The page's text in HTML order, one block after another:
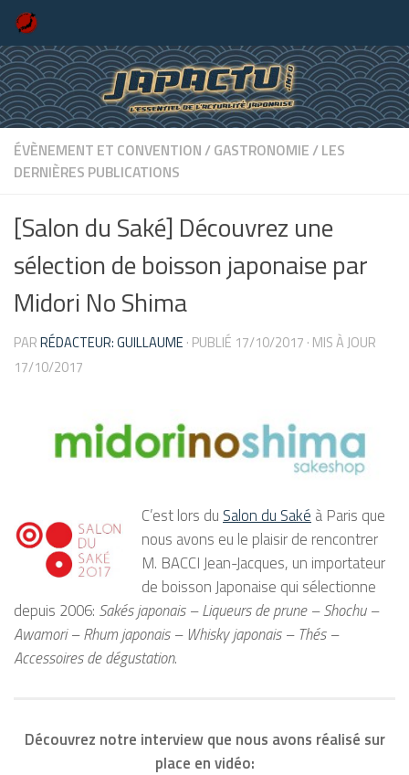
Skip to content
ÉVÈNEMENT ET CONVENTION/GASTRONOMIE/LES
DERNIÈRES PUBLICATIONS
[Salon du Saké] Découvrez une
sélection de boisson japonaise par
Midori No Shima
PARRÉDACTEUR: GUILLAUME · PUBLIÉ 17/10/2017 · MIS À JOUR
17/10/2017
C’est lors du Salon du Saké à Paris que
nous avons eu le plaisir de rencontrer
M. BACCI Jean-Jacques, un importateur
de boisson Japonaise qui sélectionne
depuis 2006: Sakés japonais – Liqueurs de prune – Shochu –
Awamori – Rhum japonais – Whisky japonais – Thés –
Accessoires de dégustation.
Découvrez notre interview que nous avons réalisé sur
place en vidéo: